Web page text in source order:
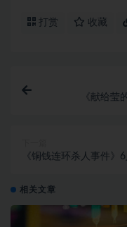
打赏 收藏
《献给莹
《铜钱连环杀人事件》
相关文章